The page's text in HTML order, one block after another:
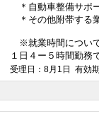
＊自動車整備サポ
＊その他附帯する
※就業時間について
１日４ー５時間勤務
受理日：8月1日 有効